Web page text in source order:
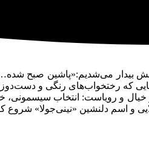
بیدار می‌شدیم:«پاشین صبح
که رختخواب‌های رنگی و
خیال و رویاست: انتخاب
و اسم دلنشین «نینی‌جولا» شروع